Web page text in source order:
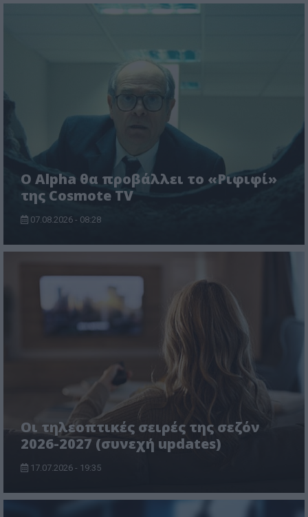
Ο Alpha θα προβάλλει το «Ριφιφί»
της Cosmote TV
07.08.2026 - 08:28
Οι τηλεοπτικές σειρές της σεζόν
2026-2027 (συνεχή updates)
17.07.2026 - 19:35